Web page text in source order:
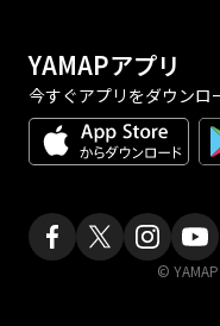
YAMAPアプリ
今すぐアプリをダウンロ
©